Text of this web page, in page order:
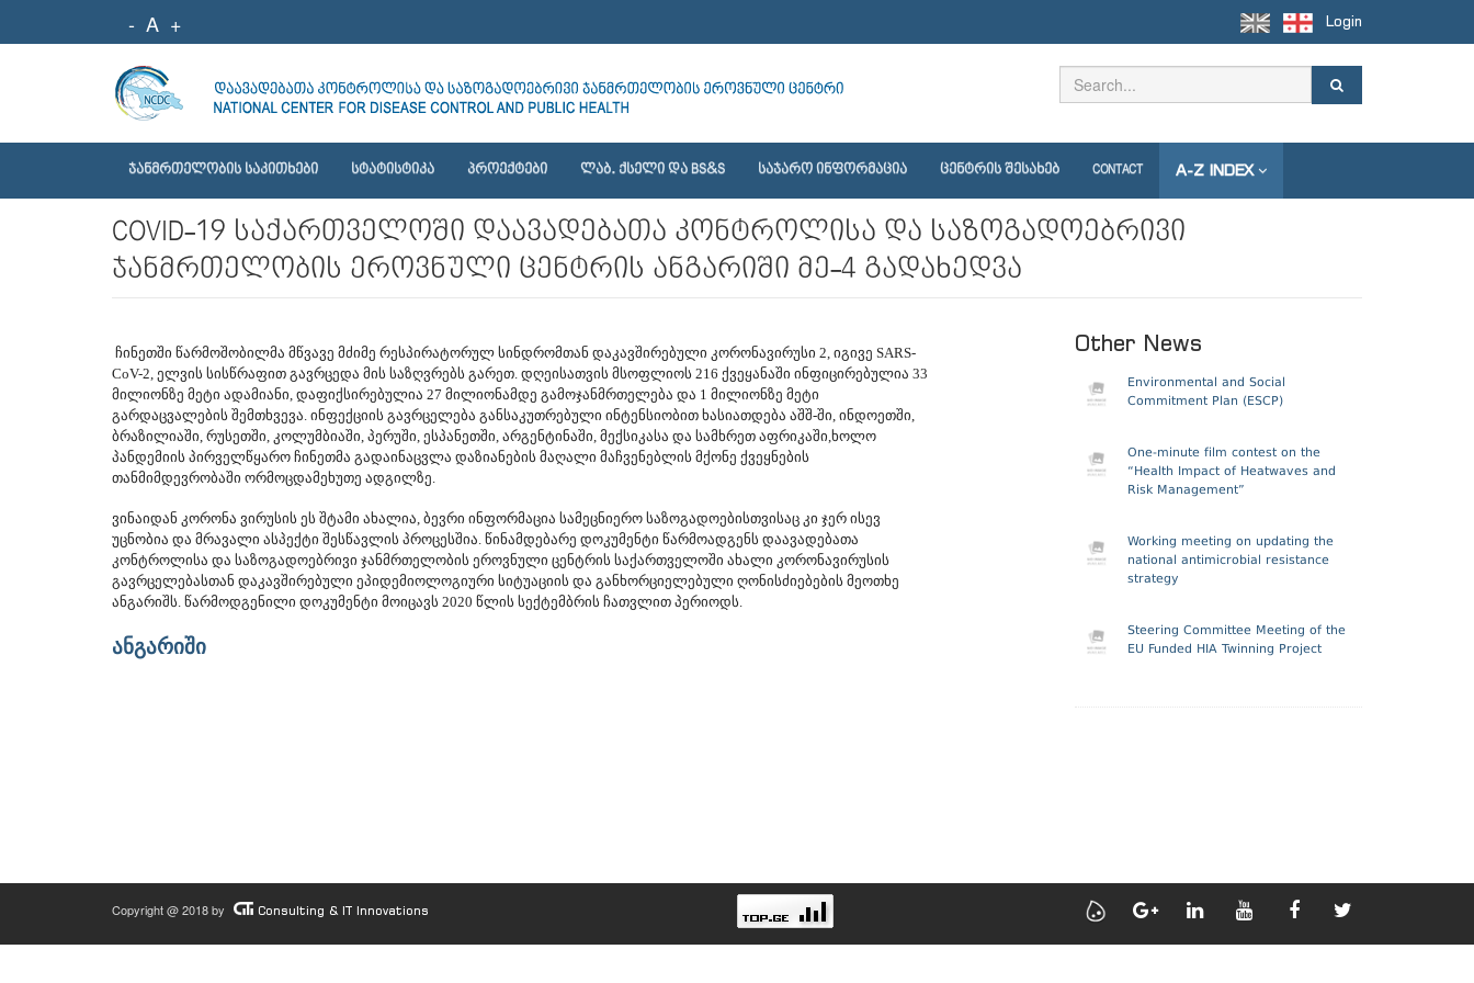
- A + Login
ᲯᲐᲜᲛᲠᲗᲔᲚᲝᲑᲘᲡ ᲡᲐᲙᲘᲗᲮᲔᲑᲘ ᲡᲢᲐᲢᲘᲡᲢᲘᲙᲐ ᲞᲠᲝᲔᲥᲢᲔᲑᲘ ᲚᲐᲑ. ᲥᲡᲔᲚᲘ ᲓᲐ BS&S ᲡᲐᲯᲐᲠᲝ ᲘᲜᲤᲝᲠᲛᲐᲪᲘᲐ ᲪᲔᲜᲢᲠᲘᲡ ᲨᲔᲡᲐᲮᲔᲑ CONTACT A-Z INDEX
COVID-19 საქართველოში დაავადებათა კონტროლისა და საზოგადოებრივი
ჯანმრთელობის ეროვნული ცენტრის ანგარიში მე-4 გადახედვა
ჩინეთში წარმოშობილმა მწვავე მძიმე რესპირატორულ სინდრომთან დაკავშირებული კორონავირუსი 2, იგივე SARS-
CoV-2, ელვის სისწრაფით გავრცედა მის საზღვრებს გარეთ. დღეისათვის მსოფლიოს 216 ქვეყანაში ინფიცირებულია 33
მილიონზე მეტი ადამიანი, დაფიქსირებულია 27 მილიონამდე გამოჯანმრთელება და 1 მილიონზე მეტი
გარდაცვალების შემთხვევა. ინფექციის გავრცელება განსაკუთრებული ინტენსიობით ხასიათდება აშშ-ში, ინდოეთში,
ბრაზილიაში, რუსეთში, კოლუმბიაში, პერუში, ესპანეთში, არგენტინაში, მექსიკასა და სამხრეთ აფრიკაში,ხოლო
პანდემიის პირველწყარო ჩინეთმა გადაინაცვლა დაზიანების მაღალი მაჩვენებლის მქონე ქვეყნების
თანმიმდევრობაში ორმოცდამეხუთე ადგილზე.
ვინაიდან კორონა ვირუსის ეს შტამი ახალია, ბევრი ინფორმაცია სამეცნიერო საზოგადოებისთვისაც კი ჯერ ისევ
უცნობია და მრავალი ასპექტი შესწავლის პროცესშია. წინამდებარე დოკუმენტი წარმოადგენს დაავადებათა
კონტროლისა და საზოგადოებრივი ჯანმრთელობის ეროვნული ცენტრის საქართველოში ახალი კორონავირუსის
გავრცელებასთან დაკავშირებული ეპიდემიოლოგიური სიტუაციის და განხორციელებული ღონისძიებების მეოთხე
ანგარიშს. წარმოდგენილი დოკუმენტი მოიცავს 2020 წლის სექტემბრის ჩათვლით პერიოდს.
ანგარიში
Other News
Environmental and Social
Commitment Plan (ESCP)
One-minute film contest on the
“Health Impact of Heatwaves and
Risk Management”
Working meeting on updating the
national antimicrobial resistance
strategy
Steering Committee Meeting of the
EU Funded HIA Twinning Project
Copyright @ 2018 by Consulting & IT Innovations